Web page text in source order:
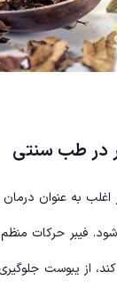
در طب سنتی
اغلب به عنوان
فیبر حرکات
از یبوست